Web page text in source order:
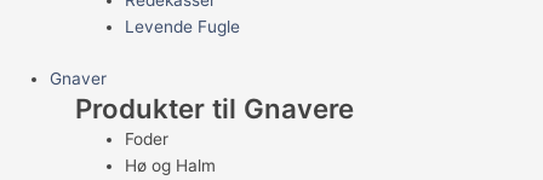
Levende Fugle
Gnaver
Produkter til Gnavere
Foder
Hø og Halm